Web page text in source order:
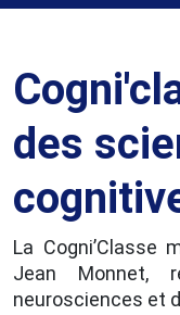
des
La Cogni’Classe
Jean Monnet,
neurosciences et